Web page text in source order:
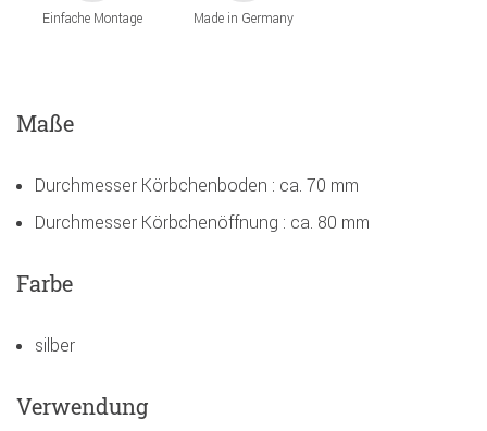
Einfache Montage Made in Germany
Maße
Durchmesser Körbchenboden : ca. 70 mm
Durchmesser Körbchenöffnung : ca. 80 mm
Farbe
silber
Verwendung